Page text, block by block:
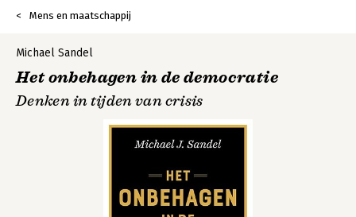
Mens en maatschappij
Michael Sandel
Het onbehagen in de democratie
Denken in tijden van crisis